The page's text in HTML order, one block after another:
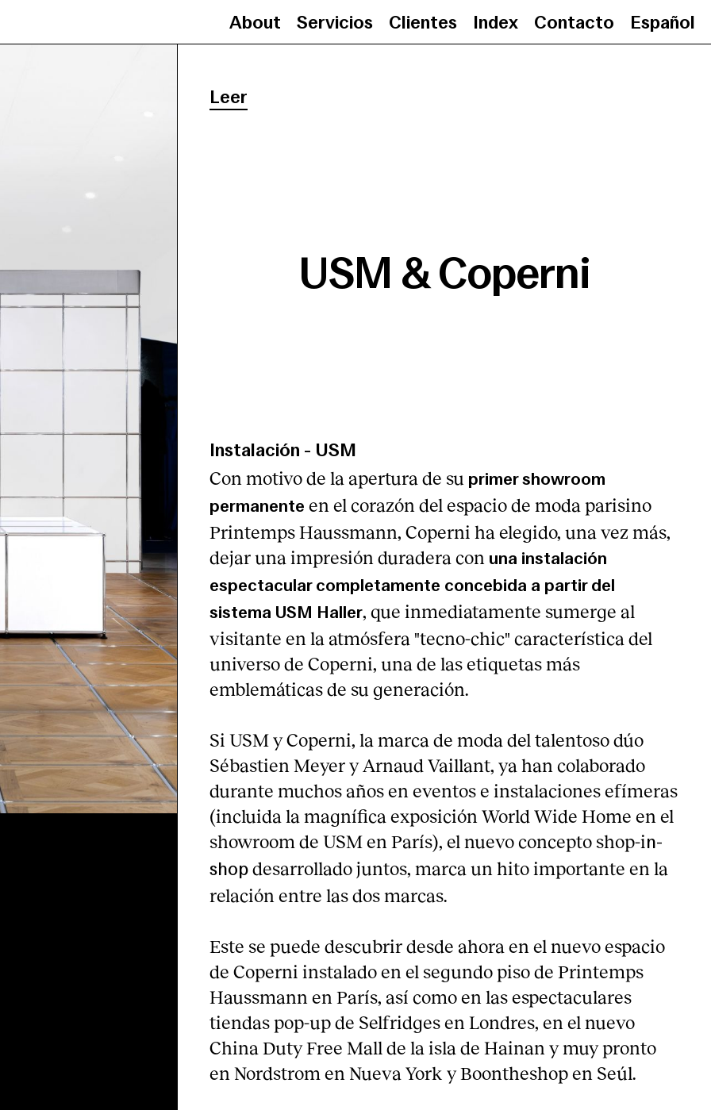
About Servicios Clientes Index Contacto Español
Leer
USM & Coperni
Instalación - USM
Con motivo de la apertura de su primer showroom
permanente en el corazón del espacio de moda parisino
Printemps Haussmann, Coperni ha elegido, una vez más,
dejar una impresión duradera con una instalación
espectacular completamente concebida a partir del
sistema USM Haller, que inmediatamente sumerge al
visitante en la atmósfera "tecno-chic" característica del
universo de Coperni, una de las etiquetas más
emblemáticas de su generación.
Si USM y Coperni, la marca de moda del talentoso dúo
Sébastien Meyer y Arnaud Vaillant, ya han colaborado
durante muchos años en eventos e instalaciones efímeras
(incluida la magnífica exposición World Wide Home en el
showroom de USM en París), el nuevo concepto shop-in-
shop desarrollado juntos, marca un hito importante en la
relación entre las dos marcas.
Este se puede descubrir desde ahora en el nuevo espacio
de Coperni instalado en el segundo piso de Printemps
Haussmann en París, así como en las espectaculares
tiendas pop-up de Selfridges en Londres, en el nuevo
China Duty Free Mall de la isla de Hainan y muy pronto
en Nordstrom en Nueva York y Boontheshop en Seúl.